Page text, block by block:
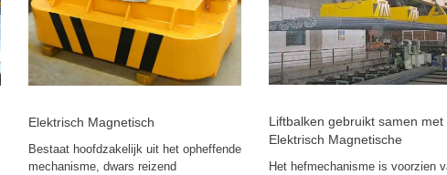
Elektrisch Magnetisch
Bestaat hoofdzakelijk uit het opheffende
mechanisme, dwars reizend
Liftbalken gebruikt samen met
Elektrisch Magnetische
Het hefmechanisme is voorzien